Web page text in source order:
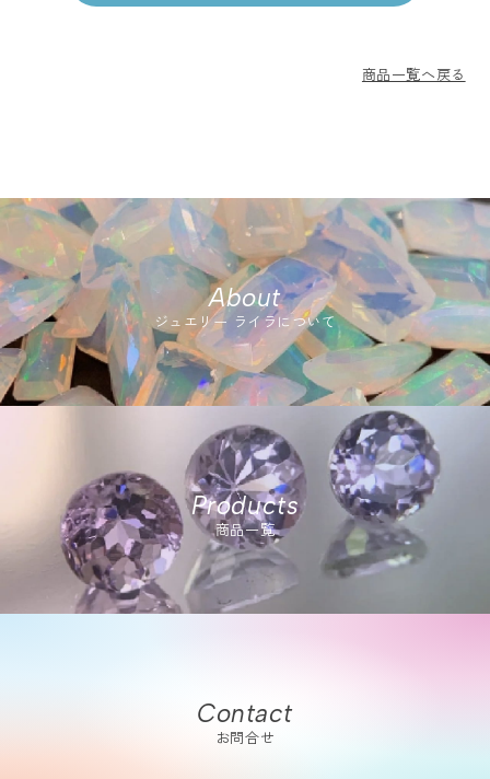
商品一覧へ戻る
About
ジュエリー ライラについて
Products
商品一覧
Contact
お問合せ